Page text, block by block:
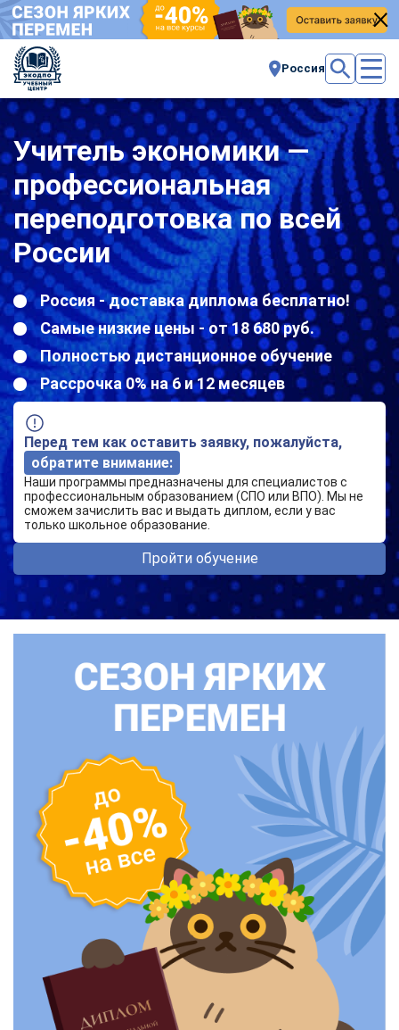
Россия
Учитель экономики —
профессиональная
переподготовка по всей
России
Россия - доставка диплома бесплатно!
Самые низкие цены - от 18 680 руб.
Полностью дистанционное обучение
Рассрочка 0% на 6 и 12 месяцев
Перед тем как оставить заявку, пожалуйста,
обратите внимание:
Наши программы предназначены для специалистов с
профессиональным образованием (СПО или ВПО). Мы не
сможем зачислить вас и выдать диплом, если у вас
только школьное образование.
Пройти обучение